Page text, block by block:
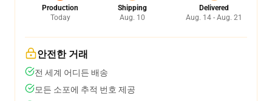
Production
Today
Shipping
Aug. 10
Delivered
Aug. 14 - Aug. 21
안전한 거래
전 세계 어디든 배송
모든 소포에 추적 번호 제공